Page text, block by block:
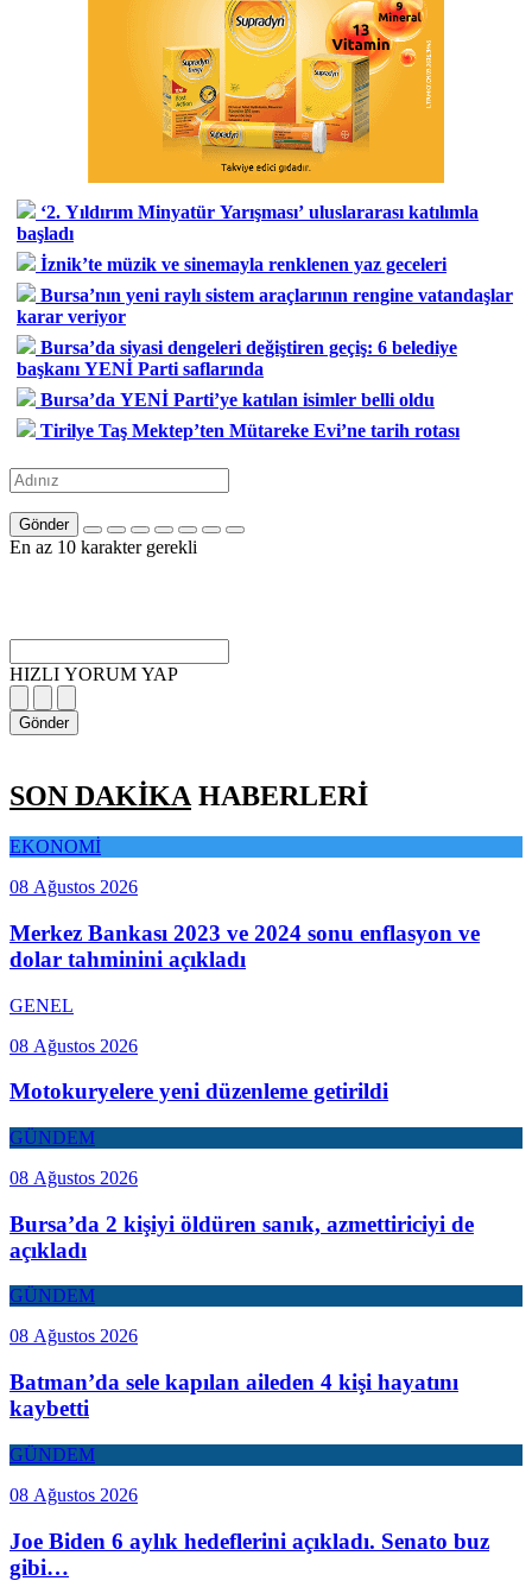
‘2. Yıldırım Minyatür Yarışması’ uluslararası katılımla
başladı
İznik’te müzik ve sinemayla renklenen yaz geceleri
Bursa’nın yeni raylı sistem araçlarının rengine vatandaşlar
karar veriyor
Bursa’da siyasi dengeleri değiştiren geçiş: 6 belediye
başkanı YENİ Parti saflarında
Bursa’da YENİ Parti’ye katılan isimler belli oldu
Tirilye Taş Mektep’ten Mütareke Evi’ne tarih rotası
Gönder
En az 10 karakter gerekli
HIZLI YORUM YAP
Gönder
SON DAKİKAHABERLERİ
EKONOMİ
08 Ağustos 2026
Merkez Bankası 2023 ve 2024 sonu enflasyon ve
dolar tahminini açıkladı
GENEL
08 Ağustos 2026
Motokuryelere yeni düzenleme getirildi
GÜNDEM
08 Ağustos 2026
Bursa’da 2 kişiyi öldüren sanık, azmettiriciyi de
açıkladı
GÜNDEM
08 Ağustos 2026
Batman’da sele kapılan aileden 4 kişi hayatını
kaybetti
GÜNDEM
08 Ağustos 2026
Joe Biden 6 aylık hedeflerini açıkladı. Senato buz
gibi…